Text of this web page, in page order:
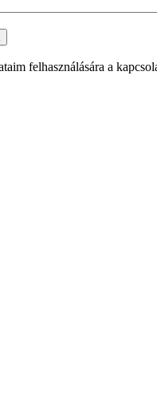
felhasználására a